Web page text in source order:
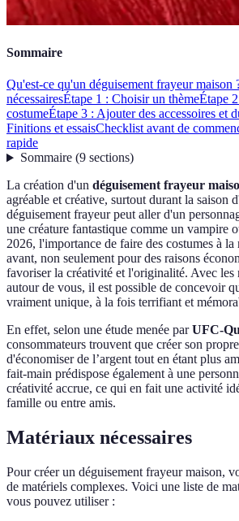
Sommaire
Qu'est-ce qu'un déguisement frayeur maison
nécessairesÉtape 1 : Choisir un thèmeÉtape
costumeÉtape 3 : Ajouter des accessoires et
Finitions et essaisChecklist avant de
rapide
Sommaire(9 sections)
La création d'un déguisement frayeur
agréable et créative, surtout durant la saison
déguisement frayeur peut aller d'un
une créature fantastique comme un vampire
2026, l'importance de faire des costumes à la
avant, non seulement pour des raisons
favoriser la créativité et l'originalité. Avec les
autour de vous, il est possible de concevoir
vraiment unique, à la fois terrifiant et
En effet, selon une étude menée parUFC-
consommateurs trouvent que créer son
d'économiser de l’argent tout en étant plus
fait-main prédispose également à une
créativité accrue, ce qui en fait une activité
famille ou entre amis.
Matériaux nécessaires
Pour créer un déguisement frayeur maison,
de matériels complexes. Voici une liste de
vous pouvez utiliser :